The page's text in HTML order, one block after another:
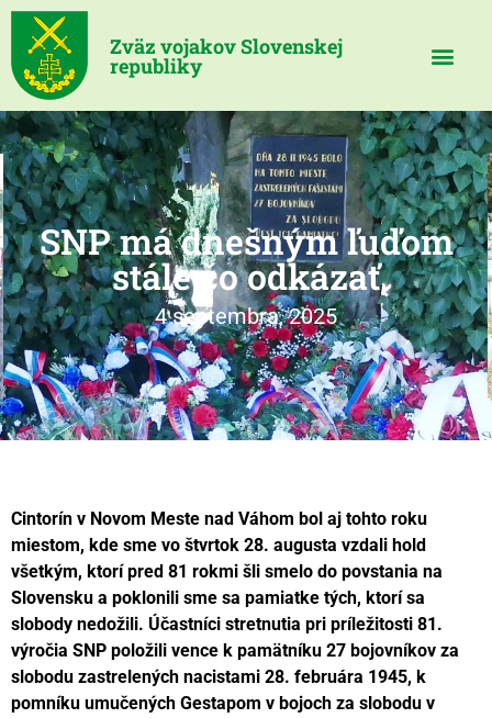
Zväz vojakov Slovenskej
republiky
SNP má dnešným ľuďom
stále čo odkázať
4 septembra, 2025
Cintorín v Novom Meste nad Váhom bol aj tohto roku
miestom, kde sme vo štvrtok 28. augusta vzdali hold
všetkým, ktorí pred 81 rokmi šli smelo do povstania na
Slovensku a poklonili sme sa pamiatke tých, ktorí sa
slobody nedožili. Účastníci stretnutia pri príležitosti 81.
výročia SNP položili vence k pamätníku 27 bojovníkov za
slobodu zastrelených nacistami 28. februára 1945, k
pomníku umučených Gestapom v bojoch za slobodu v